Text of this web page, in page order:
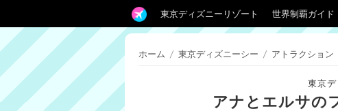
東京ディズニーリゾート 世界制覇ガイド
ホーム / 東京ディズニーシー / アトラクション
東京
アナとエルサの